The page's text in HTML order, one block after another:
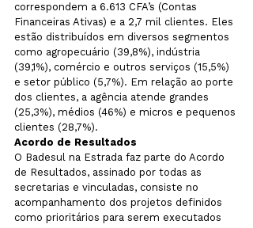
correspondem a 6.613 CFA’s (Contas
Financeiras Ativas) e a 2,7 mil clientes. Eles
estão distribuídos em diversos segmentos
como agropecuário (39,8%), indústria
(39,1%), comércio e outros serviços (15,5%)
e setor público (5,7%). Em relação ao porte
dos clientes, a agência atende grandes
(25,3%), médios (46%) e micros e pequenos
clientes (28,7%).
Acordo de Resultados
O Badesul na Estrada faz parte do Acordo
de Resultados, assinado por todas as
secretarias e vinculadas, consiste no
acompanhamento dos projetos definidos
como prioritários para serem executados